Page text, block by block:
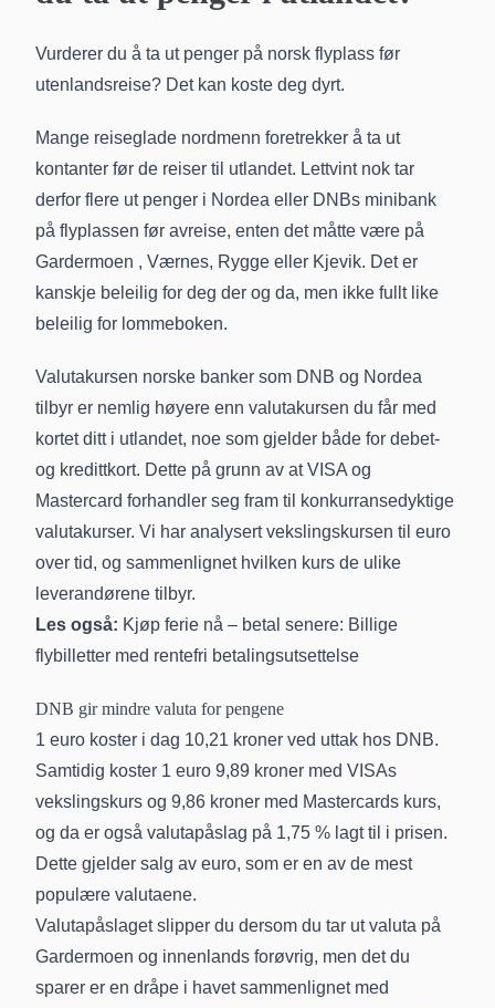
Vurderer du å ta ut penger på norsk flyplass før
utenlandsreise? Det kan koste deg dyrt.
Mange reiseglade nordmenn foretrekker å ta ut
kontanter før de reiser til utlandet. Lettvint nok tar
derfor flere ut penger i Nordea eller DNBs minibank
på flyplassen før avreise, enten det måtte være på
Gardermoen , Værnes, Rygge eller Kjevik. Det er
kanskje beleilig for deg der og da, men ikke fullt like
beleilig for lommeboken.
Valutakursen norske banker som DNB og Nordea
tilbyr er nemlig høyere enn valutakursen du får med
kortet ditt i utlandet, noe som gjelder både for debet-
og kredittkort. Dette på grunn av atVISA og
Mastercard forhandler seg fram til konkurransedyktige
valutakurser. Vi har analysert vekslingskursen til euro
over tid, og sammenlignet hvilken kurs de ulike
leverandørene tilbyr.
Les også: Kjøp ferie nå – betal senere: Billige
flybilletter med rentefri betalingsutsettelse
DNB gir mindre valuta for pengene
1 euro koster i dag 10,21 kroner ved uttak hos DNB.
Samtidig koster 1 euro 9,89 kroner med VISAs
vekslingskurs og 9,86 kroner med Mastercards kurs,
og da er også valutapåslag på 1,75 % lagt til i prisen.
Dette gjelder salg av euro, som er en av de mest
populære valutaene.
Valutapåslaget slipper du dersom du tar ut valuta på
Gardermoen og innenlands forøvrig, men det du
sparer er en dråpe i havet sammenlignet med